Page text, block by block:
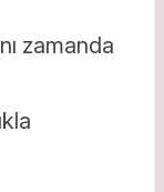
zamanda